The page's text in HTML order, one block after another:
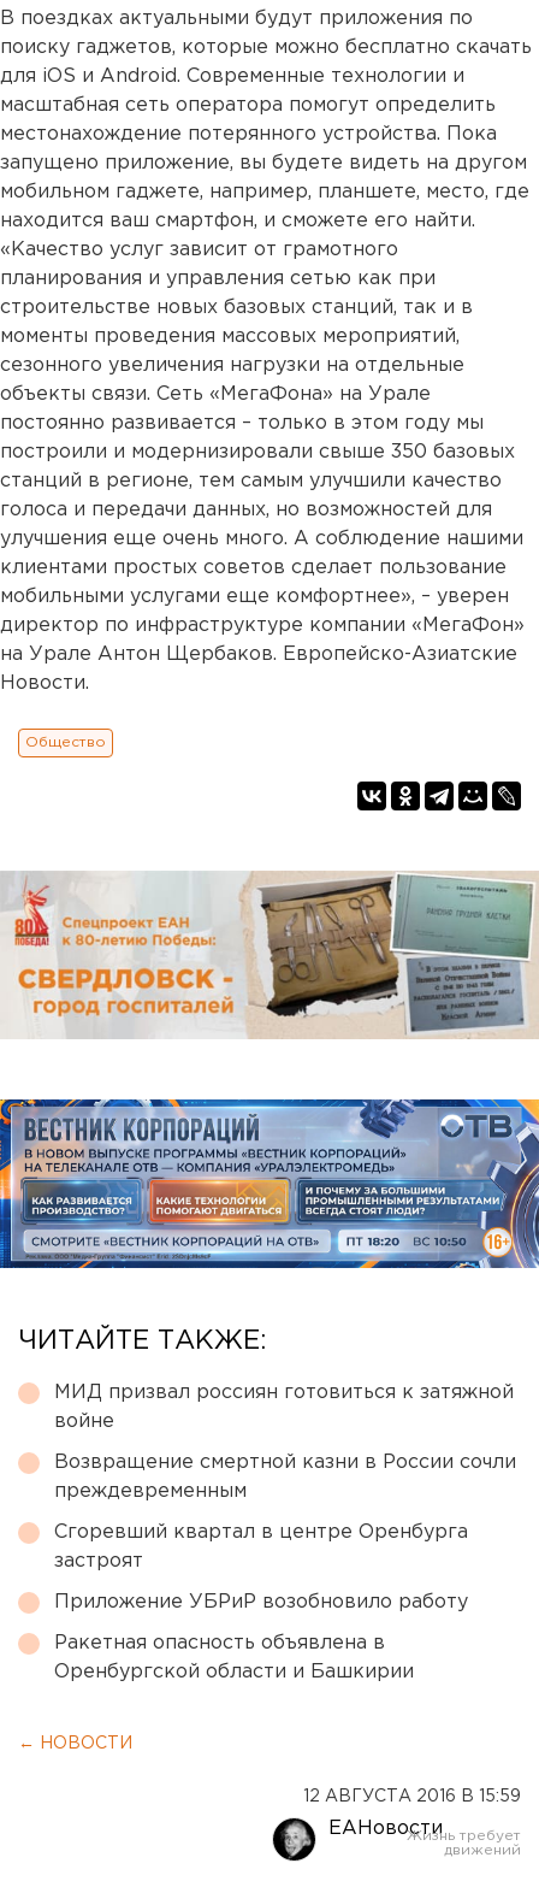
В поездках актуальными будут приложения по
поиску гаджетов, которые можно бесплатно скачать
для iOS и Android. Современные технологии и
масштабная сеть оператора помогут определить
местонахождение потерянного устройства. Пока
запущено приложение, вы будете видеть на другом
мобильном гаджете, например, планшете, место, где
находится ваш смартфон, и сможете его найти.
«Качество услуг зависит от грамотного
планирования и управления сетью как при
строительстве новых базовых станций, так и в
моменты проведения массовых мероприятий,
сезонного увеличения нагрузки на отдельные
объекты связи. Сеть «МегаФона» на Урале
постоянно развивается – только в этом году мы
построили и модернизировали свыше 350 базовых
станций в регионе, тем самым улучшили качество
голоса и передачи данных, но возможностей для
улучшения еще очень много. А соблюдение нашими
клиентами простых советов сделает пользование
мобильными услугами еще комфортнее», – уверен
директор по инфраструктуре компании «МегаФон»
на Урале Антон Щербаков. Европейско-Азиатские
Новости.
Общество
ЧИТАЙТЕ ТАКЖЕ:
МИД призвал россиян готовиться к затяжной
войне
Возвращение смертной казни в России сочли
преждевременным
Сгоревший квартал в центре Оренбурга
застроят
Приложение УБРиР возобновило работу
Ракетная опасность объявлена в
Оренбургской области и Башкирии
← НОВОСТИ
12 АВГУСТА 2016 В 15:59
ЕАНовости